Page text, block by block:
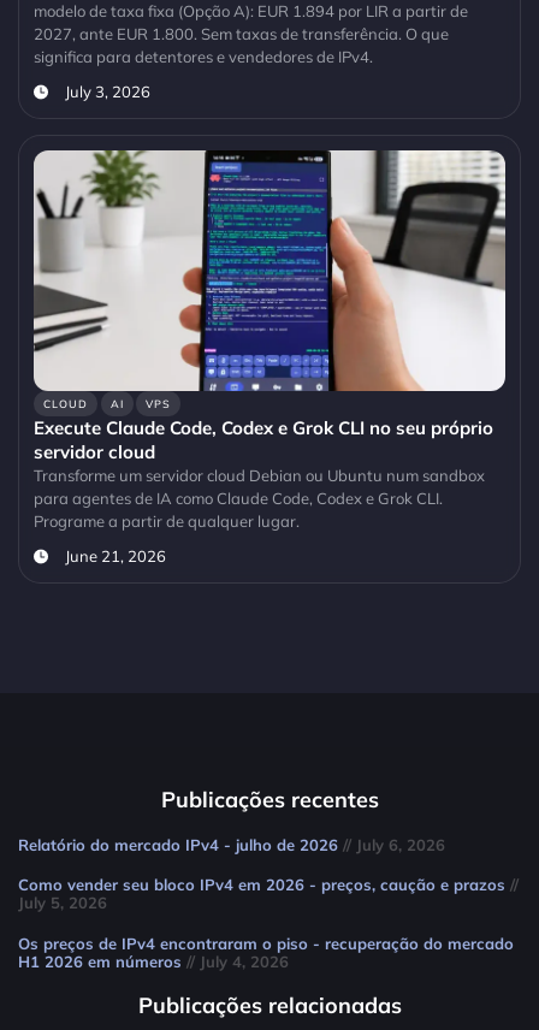
modelo de taxa fixa (Opção A): EUR 1.894 por LIR a partir de
2027, ante EUR 1.800. Sem taxas de transferência. O que
significa para detentores e vendedores de IPv4.
July 3, 2026
CLOUD AI VPS
Execute Claude Code, Codex e Grok CLI no seu próprio
servidor cloud
Transforme um servidor cloud Debian ou Ubuntu num sandbox
para agentes de IA como Claude Code, Codex e Grok CLI.
Programe a partir de qualquer lugar.
June 21, 2026
Publicações recentes
Relatório do mercado IPv4 - julho de 2026 // July 6, 2026
Como vender seu bloco IPv4 em 2026 - preços, caução e prazos //
July 5, 2026
Os preços de IPv4 encontraram o piso - recuperação do mercado
H1 2026 em números // July 4, 2026
Publicações relacionadas